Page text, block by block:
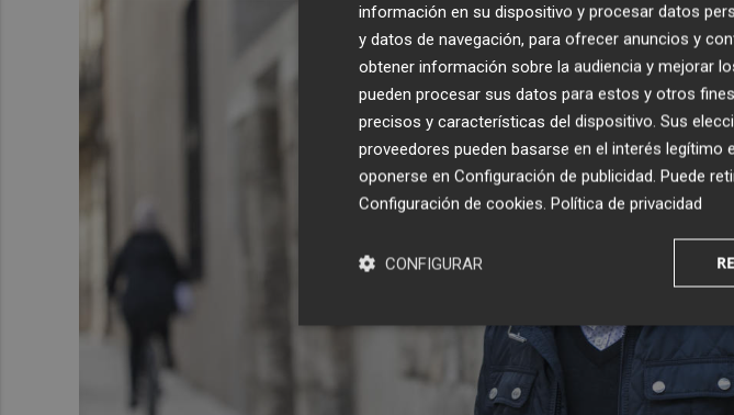
información en su dispositivo y procesar datos
y datos de navegación, para ofrecer anuncios y
obtener información sobre la audiencia y mejorar
pueden procesar sus datos para estos y otros
precisos y características del dispositivo. Sus
proveedores pueden basarse en el interés legítimo
oponerse en Configuración de publicidad. Puede
Configuración de cookies. Política de privacidad
CONFIGURAR